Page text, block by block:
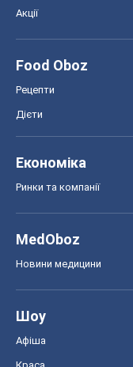
Акції
Food Oboz
Рецепти
Дієти
Економіка
Ринки та компанії
MedOboz
Новини медицини
Шоу
Афіша